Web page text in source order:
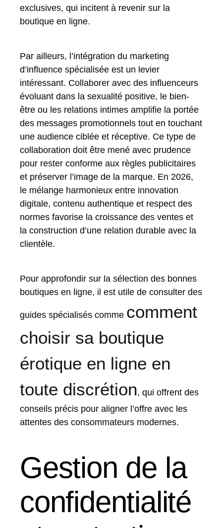
exclusives, qui incitent à revenir sur la
boutique en ligne.
Par ailleurs, l’intégration du marketing
d’influence spécialisée est un levier
intéressant. Collaborer avec des influenceurs
évoluant dans la sexualité positive, le bien-
être ou les relations intimes amplifie la portée
des messages promotionnels tout en touchant
une audience ciblée et réceptive. Ce type de
collaboration doit être mené avec prudence
pour rester conforme aux règles publicitaires
et préserver l’image de la marque. En 2026,
le mélange harmonieux entre innovation
digitale, contenu authentique et respect des
normes favorise la croissance des ventes et
la construction d’une relation durable avec la
clientèle.
Pour approfondir sur la sélection des bonnes
boutiques en ligne, il est utile de consulter des
guides spécialisés comme comment
choisir sa boutique
érotique en ligne en
toute discrétion, qui offrent des
conseils précis pour aligner l’offre avec les
attentes des consommateurs modernes.
Gestion de la
confidentialité